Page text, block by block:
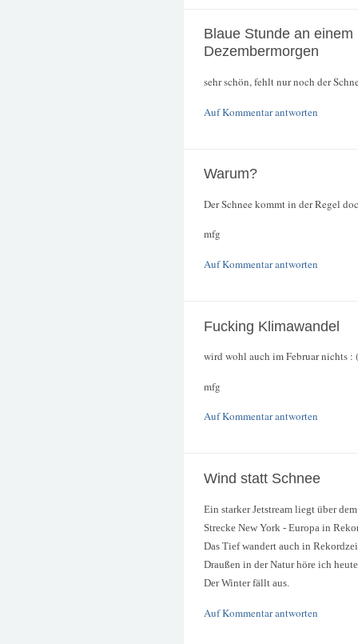
Blaue Stunde an einem
Dezembermorgen
sehr schön, fehlt nur noch der
Auf Kommentar antworten
Warum?
Der Schnee kommt in der Regel
mfg
Auf Kommentar antworten
Fucking Klimawandel
wird wohl auch im Februar nichts : (
mfg
Auf Kommentar antworten
Wind statt Schnee
Ein starker Jetstream liegt über
Strecke New York - Europa in
Das Tief wandert auch in
Draußen in der Natur höre ich
Der Winter fällt aus.
Auf Kommentar antworten